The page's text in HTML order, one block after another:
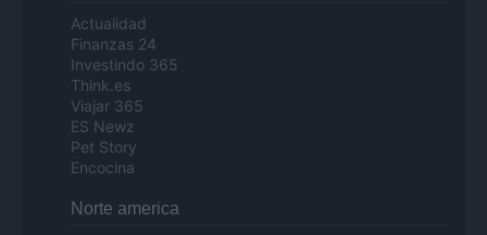
Actualidad
Finanzas 24
Investindo 365
Think.es
Viajar 365
ES Newz
Pet Story
Encocina
Norte america